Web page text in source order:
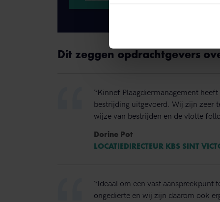
Dit zeggen opdrachtgevers
“Kinnef Plaagdiermanagement
bestrijding uitgevoerd. Wij zijn zeer
wijze van bestrijden en de vlotte
Dorine Pot
LOCATIEDIRECTEUR KBS SINT
“Ideaal om een vast aanspreekpunt
ongedierte en wij zijn daarom ook